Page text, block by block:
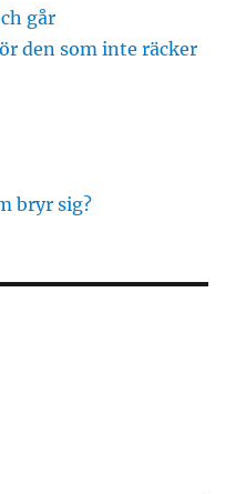
går
den som inte räcker
bryr sig?